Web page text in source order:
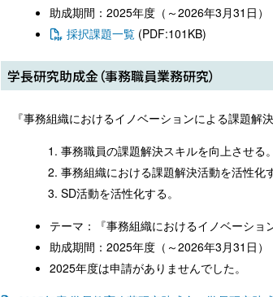
助成期間：2025年度（～2026年3月31日）
採択課題一覧 (PDF:101KB)
学長研究助成金（事務職員業務研究）
『事務組織におけるイノベーションによる課題
事務職員の課題解決スキルを向上させる。
事務組織における課題解決活動を活性化
SD活動を活性化する。
テーマ：『事務組織におけるイノベーショ
助成期間：2025年度（～2026年3月31日）
2025年度は申請がありませんでした。